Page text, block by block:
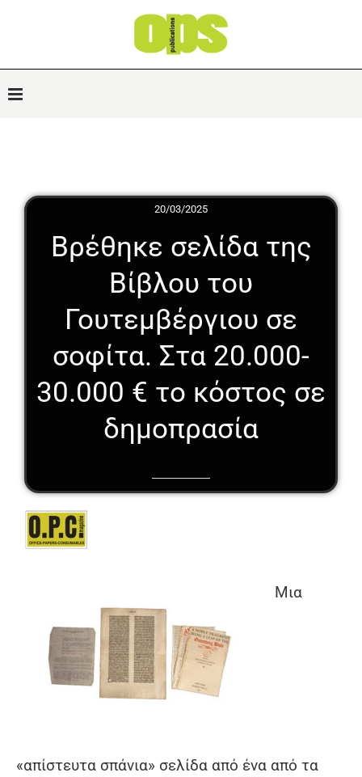
20/03/2025
Βρέθηκε σελίδα της
Βίβλου του
Γουτεμβέργιου σε
σοφίτα. Στα 20.000-
30.000 € το κόστος σε
δημοπρασία
Μια
«απίστευτα σπάνια» σελίδα από ένα από τα